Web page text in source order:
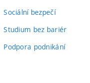
Sociální bezpečí
Studium bez bariér
Podpora podnikání